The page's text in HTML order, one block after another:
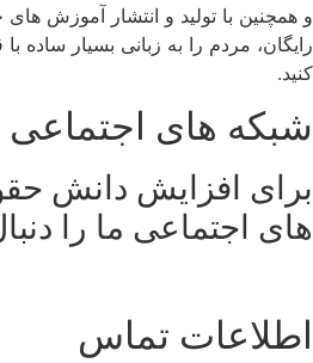
و همچنین با تولید و انتشار آموزش
رایگان، مردم را به زبانی بسیار ساده
کنید.
شبکه های اجتماعی
برای افزایش دانش
های اجتماعی ما را
اطلاعات تماس